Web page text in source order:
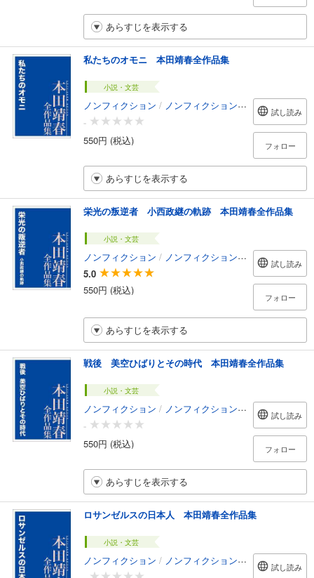
あらすじを表示する
私たちのオモニ 本田靖春全作品集
小説・文芸
ノンフィクション / ノンフィクション・ドキュメンタリー
-
550円 (税込)
試し読み
フォロー
あらすじを表示する
栄光の叛逆者 小西政継の軌跡 本田靖春全作品集
小説・文芸
ノンフィクション / ノンフィクション・ドキュメンタリー
5.0
550円 (税込)
試し読み
フォロー
あらすじを表示する
戦後 美空ひばりとその時代 本田靖春全作品集
小説・文芸
ノンフィクション / ノンフィクション・ドキュメンタリー
-
550円 (税込)
試し読み
フォロー
あらすじを表示する
ロサンゼルスの日本人 本田靖春全作品集
小説・文芸
ノンフィクション / ノンフィクション・ドキュメンタリー
試し読み